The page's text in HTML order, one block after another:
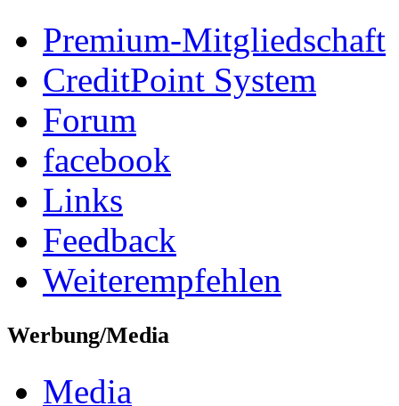
Premium-Mitgliedschaft
CreditPoint System
Forum
facebook
Links
Feedback
Weiterempfehlen
Werbung/Media
Media